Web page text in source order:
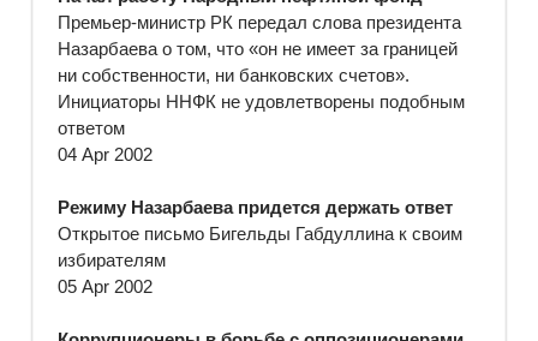
Премьер-министр РК передал слова президента
Назарбаева о том, что «он не имеет за границей
ни собственности, ни банковских счетов».
Инициаторы ННФК не удовлетворены подобным
ответом
04 Apr 2002
Режиму Назарбаева придется держать ответ
Открытое письмо Бигельды Габдуллина к своим
избирателям
05 Apr 2002